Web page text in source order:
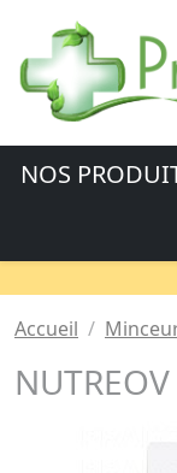
NOS
Accueil